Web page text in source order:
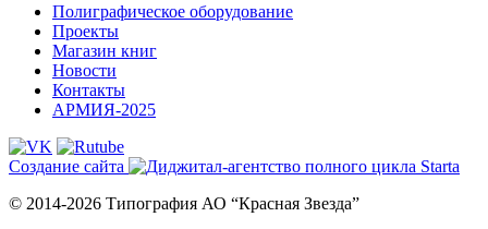
Полиграфическое оборудование
Проекты
Магазин книг
Новости
Контакты
АРМИЯ-2025
Создание сайта
© 2014-2026 Типография АО “Красная Звезда”